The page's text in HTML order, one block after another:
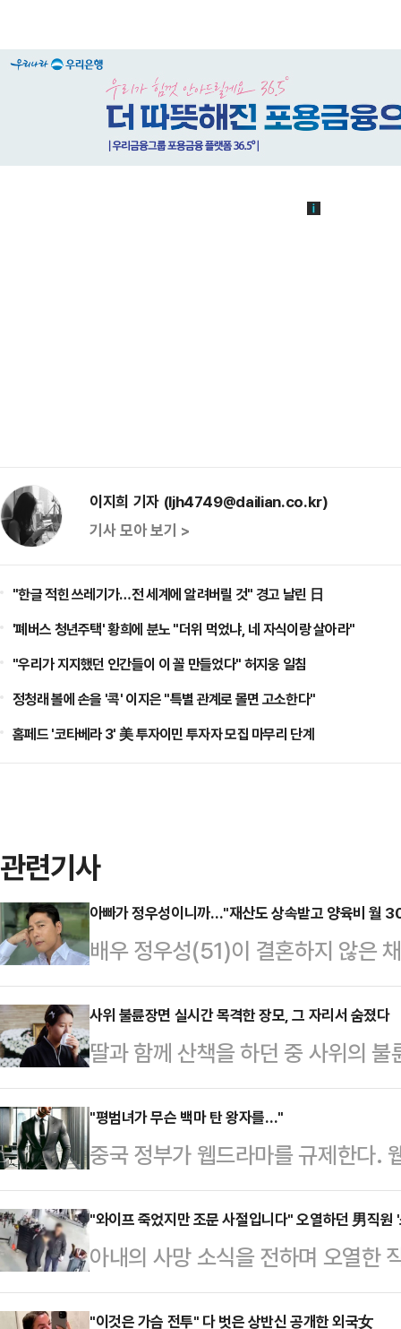
이지희 기자 (ljh4749@dailian.co.kr)
기사 모아 보기 >
"한글 적힌 쓰레기가…전 세계에 알려버릴 것" 경고 날린 日
'폐버스 청년주택' 황희에 분노 "더위 먹었냐, 네 자식이랑 살아라"
"우리가 지지했던 인간들이 이 꼴 만들었다" 허지웅 일침
정청래 볼에 손을 '콕' 이지은 "특별 관계로 몰면 고소한다"
홈페드 '코타베라 3' 美 투자이민 투자자 모집 마무리 단계
관련기사
아빠가 정우성이니까…"재산도 상속받고 양육비 월
배우 정우성(51)이 결혼하지 않은
게 지급해야 할 양육비 분석이 나
상담소'에 출연한 김미루 변호사는
를 혼외자라고 한다. 결혼했으나 혼
난 아이도 마찬가지"라며 "만약 나
자는 '혼인 중 출생자'로 지위가 변
에 대해 자신의 자녀가 맞다고 인정
"혼외자…
사위 불륜장면 실시간 목격한 장모, 그 자리서 숨졌다
딸과 함께 산책을 하던 중 사위의
장에서 숨지는 일이 벌어졌다.21일
(SCMP)에 따르면 중국 동부 저장
으로 우울감에 빠진 어머니를 위로
던 중 A씨는 부부가 된 지 20년 차
쇼핑하는 모습을 보게 됐다.이에
이기 시작했다. 이 과정에서 이를
증세를 보이며…
"평범녀가 무슨 백마 탄 왕자를…"
중국 정부가 웹드라마를 규제한다.
주인공'의 묘사가 자국 기업가들에
다.26일 중국 관영매체인 환구시보
광전총국은 최근 유행하는 웹드라
한 스토리를 그럴싸하게 포장해 중
"와이프 죽었지만 조문 사절입니다" 오열하던 男직원
아내의 사망 소식을 전하며 오열한
짜쇼'였다는 황당한 사연이 전해졌
"이것은 가슴 전투" 다 벗은 상반신 공개한 외국女